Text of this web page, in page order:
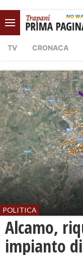
TV CRONACA
POLITICA
Alcamo,
impianto